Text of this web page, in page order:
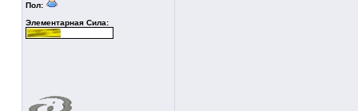
Пол:
Элементарная Сила: